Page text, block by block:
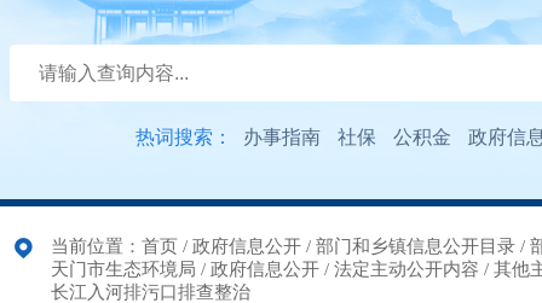
热词搜索： 办事指南 社保 公积金 政府信
当前位置： 首页 / 政府信息公开 / 部门和乡镇信息公开目录 /
天门市生态环境局 / 政府信息公开 / 法定主动公开内容 / 其他
长江入河排污口排查整治